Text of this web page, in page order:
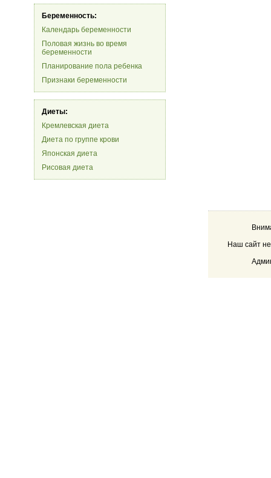
Беременность:
Календарь беременности
Половая жизнь во время
беременности
Планирование пола ребенка
Признаки беременности
Диеты:
Кремлевская диета
Диета по группе крови
Японская диета
Рисовая диета
Наш сайт